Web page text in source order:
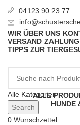
04123 90 23 77
WIR ÜBER UNS
VERSAND ZAHLUNG
TIPPS ZUR
Alle Kategorien
Search
0 Wunschzettel
ALLE
HUNDE